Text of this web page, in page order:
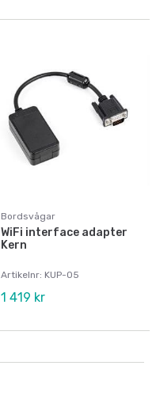
Bordsvågar
WiFi interface adapter
Kern
Artikelnr: KUP-05
1 419 kr